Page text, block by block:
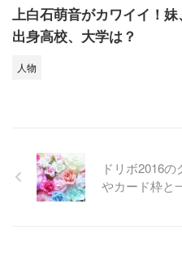
上白石萌音がカワイイ！
出身高校、大学は？
人物
ドリボ2016
やカード枠と